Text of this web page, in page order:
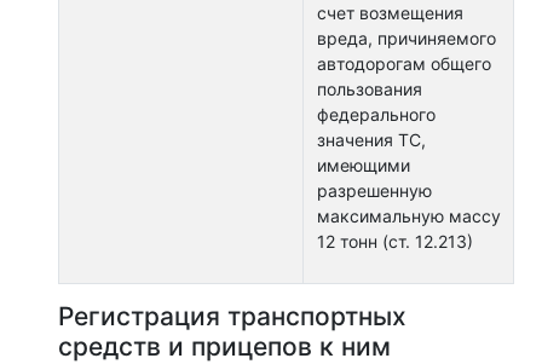
счет возмещения
вреда, причиняемого
автодорогам общего
пользования
федерального
значения ТС,
имеющими
разрешенную
максимальную массу
12 тонн (ст. 12.213)
Регистрация транспортных
средств и прицепов к ним